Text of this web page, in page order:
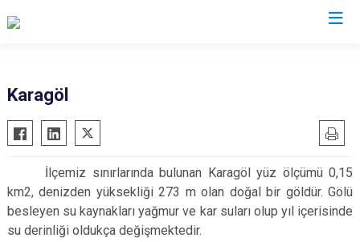
Altınözü
Belen
Erzin
Hassa
Yayladağı
Payas
Arsuz
Karagöl
İlçemiz sınırlarında bulunan Karagöl yüz ölçümü 0,15
km2, denizden yüksekliği 273 m olan doğal bir göldür. Gölü
besleyen su kaynakları yağmur ve kar suları olup yıl içerisinde
su derinliği oldukça değişmektedir.